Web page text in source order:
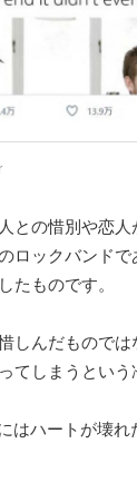
との惜別や恋人
ロックバンドで
たものです。
しんだものでは
てしまうという
はハートが壊れ